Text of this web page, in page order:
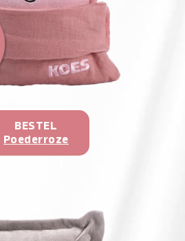
BESTEL
Poederroze